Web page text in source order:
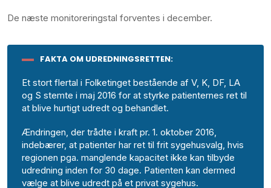
De næste monitoreringstal forventes i december.
FAKTA OM UDREDNINGSRETTEN:
Et stort flertal i Folketinget bestående af V, K, DF, LA
og S stemte i maj 2016 for at styrke patienternes ret til
at blive hurtigt udredt og behandlet.
Ændringen, der trådte i kraft pr. 1. oktober 2016,
indebærer, at patienter har ret til frit sygehusvalg, hvis
regionen pga. manglende kapacitet ikke kan tilbyde
udredning inden for 30 dage. Patienten kan dermed
vælge at blive udredt på et privat sygehus.